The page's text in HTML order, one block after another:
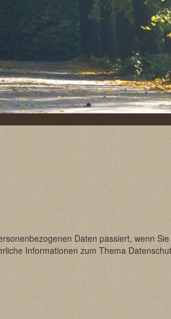
Daten passiert, wenn
Informationen zum Thema